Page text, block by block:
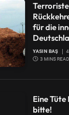
für die
YASIN BAŞ
3 MINS READ
Eine
bitte!